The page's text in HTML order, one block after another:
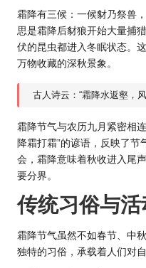
霜降有三候：一候豺乃祭兽
思是霜降后豺狼开始大量捕
伏的昆虫都进入冬眠状态。
万物收藏的深秋景象。
古人诗云：“霜降水返壑，
霜降节气与农历九月紧密相
降霜打霜”的谚语，反映了
会，霜降意味着秋收进入尾
要分界。
传统习俗与活
霜降节气虽然不如春节、中
独特的习俗，承载着人们对